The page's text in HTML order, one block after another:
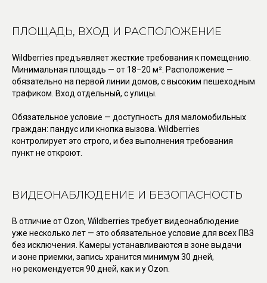
ПЛОЩАДЬ, ВХОД И РАСПОЛОЖЕНИЕ
Wildberries предъявляет жесткие требования к помещению.
Минимальная площадь — от 18−20 м². Расположение —
обязательно на первой линии домов, с высоким пешеходным
трафиком. Вход отдельный, с улицы.
Обязательное условие — доступность для маломобильных
граждан: пандус или кнопка вызова. Wildberries
контролирует это строго, и без выполнения требования
пункт не откроют.
ВИДЕОНАБЛЮДЕНИЕ И БЕЗОПАСНОСТЬ
В отличие от Ozon, Wildberries требует видеонаблюдение
уже несколько лет — это обязательное условие для всех ПВЗ
без исключения. Камеры устанавливаются в зоне выдачи
и зоне приемки, запись хранится минимум 30 дней,
но рекомендуется 90 дней, как и у Ozon.